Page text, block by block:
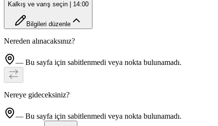
Kalkış ve varış seçin | 14:00
Bilgileri düzenle
Nereden alınacaksınız?
— Bu sayfa için sabitlenmedi veya nokta bulunamadı.
Nereye gideceksiniz?
— Bu sayfa için sabitlenmedi veya nokta bulunamadı.